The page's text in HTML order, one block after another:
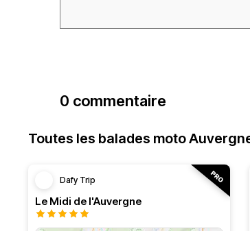
0 commentaire
Toutes les balades moto
Dafy Trip
Le Midi de l'Auvergne